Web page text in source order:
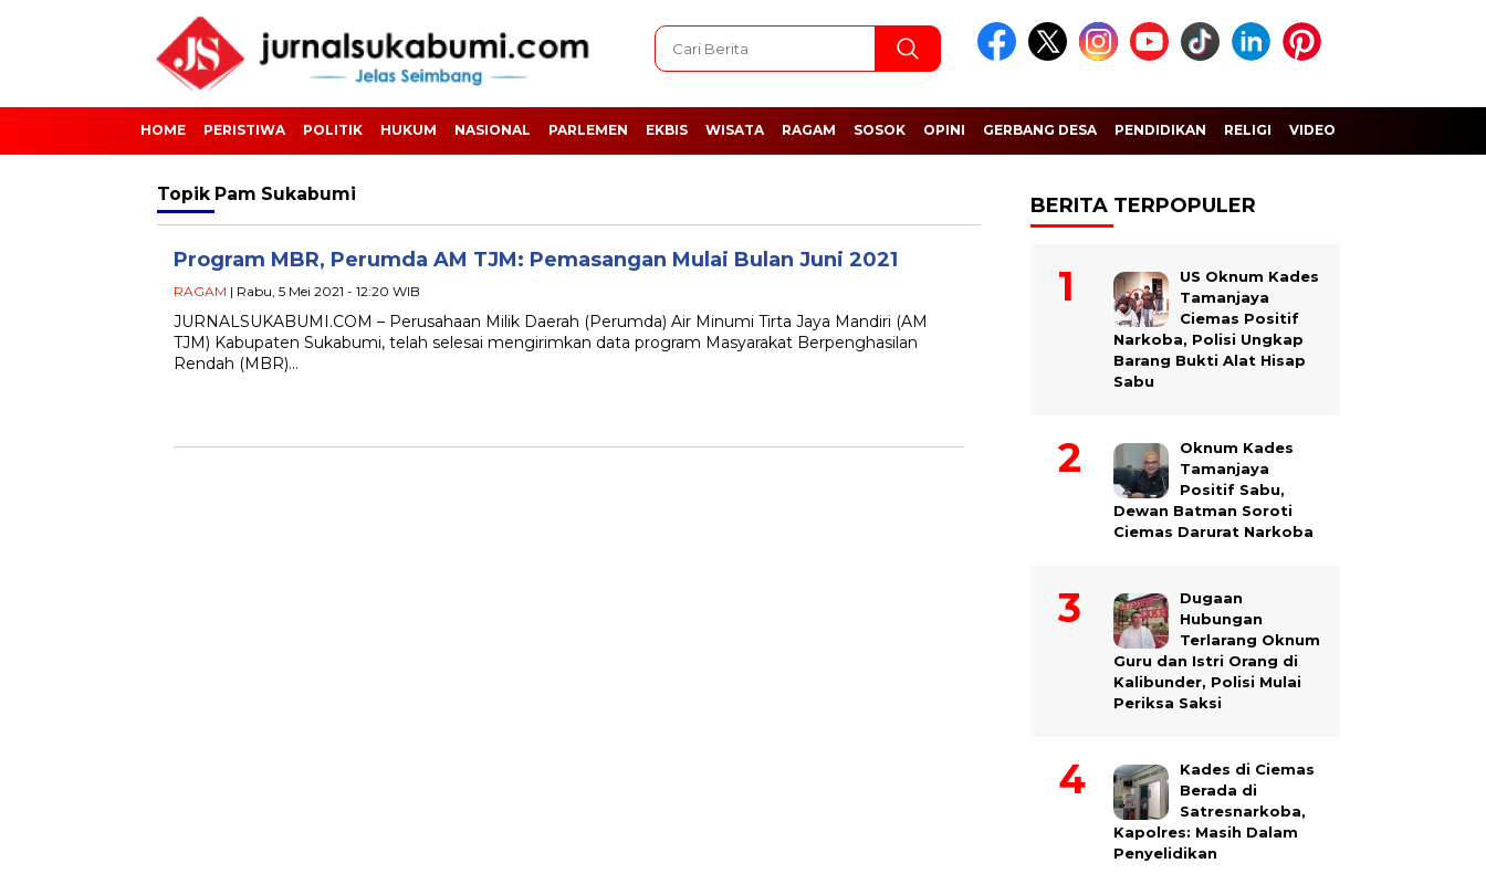
HOME PERISTIWA POLITIK HUKUM NASIONAL PARLEMEN EKBIS WISATA RAGAM SOSOK OPINI GERBANG DESA PENDIDIKAN RELIGI VIDEO
Topik Pam Sukabumi
Program MBR, Perumda AM TJM: Pemasangan Mulai Bulan Juni 2021
RAGAM | Rabu, 5 Mei 2021 - 12:20 WIB
JURNALSUKABUMI.COM – Perusahaan Milik Daerah (Perumda) Air Minumi Tirta Jaya Mandiri (AM
TJM) Kabupaten Sukabumi, telah selesai mengirimkan data program Masyarakat Berpenghasilan
Rendah (MBR)…
BERITA TERPOPULER
US Oknum Kades
Tamanjaya
Ciemas Positif
Narkoba, Polisi Ungkap
Barang Bukti Alat Hisap
Sabu
Oknum Kades
Tamanjaya
Positif Sabu,
Dewan Batman Soroti
Ciemas Darurat Narkoba
Dugaan
Hubungan
Terlarang Oknum
Guru dan Istri Orang di
Kalibunder, Polisi Mulai
Periksa Saksi
Kades di Ciemas
Berada di
Satresnarkoba,
Kapolres: Masih Dalam
Penyelidikan